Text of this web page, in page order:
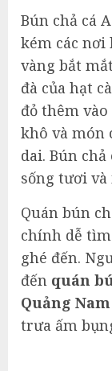
Bún chả cá
kém các nơi
vàng bắt
đà của hạt
đỏ thêm
khô và món
dai. Bún
sống tươi và
Quán bún
chính dễ
ghé đến.
đến quán
Quảng Nam
trưa ấm